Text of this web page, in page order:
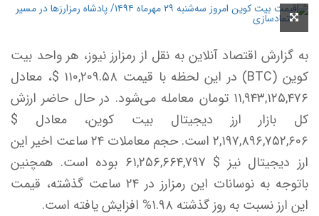
به گزارش اقتصاد آنلاین به نقل از رمزارز نیوز، هر واحد بیت
کوین (BTC) در این لحظه با قیمت ۱۱۰,۲۰۹.۵۸ $، معادل
۱۱,۹۴۳,۱۲۵,۴۷۶ تومان معامله می‌شود. در حال حاضر ارزش
کل بازار ارز دیجیتال بیت کوین، معادل $
۲,۱۹۷,۸۹۶,۷۵۲,۶۰۶ است. حجم معاملات ۲۴ ساعت اخیر این
ارز دیجیتال نیز $ ۶۱,۲۵۶,۶۶۴,۷۹۷ بوده است. همچنین
باتوجه به نوسانات این رمزارز در ۲۴ ساعت گذشته، قیمت
این ارز نسبت به روز گذشته ۱.۹۸% افزایش یافته است.